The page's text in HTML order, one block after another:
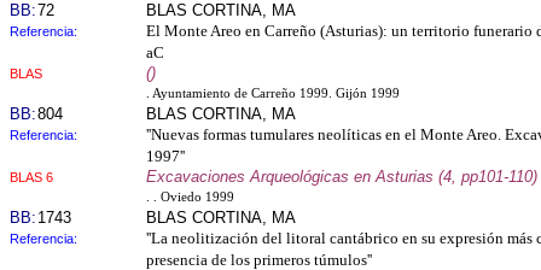
BB:72 BLAS CORTINA, MA
Referencia:
El Monte Areo en Carreño (Asturias): un territorio funerario
aC
BLAS ()
. Ayuntamiento de Carreño 1999. Gijón 1999
BB:804 BLAS CORTINA, MA
Referencia:
''Nuevas formas tumulares neolíticas en el Monte Areo.
1997''
BLAS 6 Excavaciones Arqueológicas en Asturias (4, pp101-110)
. . Oviedo 1999
BB: 1743 BLAS CORTINA, MA
Referencia:
''La neolitización del litoral cantábrico en su expresión más
presencia de los primeros túmulos''